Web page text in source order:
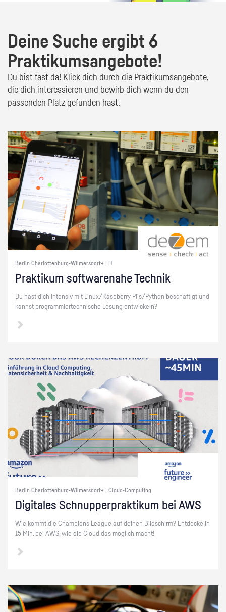
Deine Suche ergibt 6
Praktikumsangebote!
Du bist fast da! Klick dich durch die Praktikumsangebote,
die dich interessieren und bewirb dich wenn du den
passenden Platz gefunden hast.
Berlin Charlottenburg-Wilmersdorf+ | IT
Prak­ti­kum soft­ware­na­he Tech­nik
Du hast dich in­ten­siv mit Linux/Raspber­ry Pi's/Py­thon be­schäf­tigt und
kannst pro­gram­mier­tech­ni­sche Lö­sung ent­wi­ckeln?
Berlin Charlottenburg-Wilmersdorf+ | Cloud-Computing
Di­gi­ta­les Schnup­per­prak­ti­kum bei AWS
Wie kommt die Cham­pi­ons Le­ague auf dei­nen Bild­schirm? Ent­de­cke in
15 Min. bei AWS, wie die Cloud das mög­lich macht!